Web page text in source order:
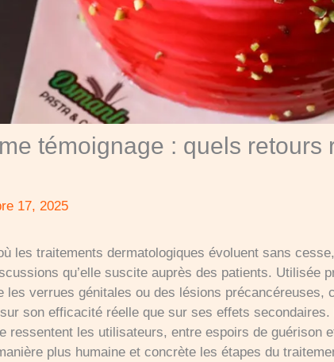
témoignage : quels retours
17, 2025
les traitements dermatologiques évoluent sans
qu’elle suscite auprès des patients. Utilisée
les verrues génitales ou des lésions précancéreuses,
son efficacité réelle que sur ses effets
ressentent les utilisateurs, entre espoirs de guérison
plus humaine et concrète les étapes du